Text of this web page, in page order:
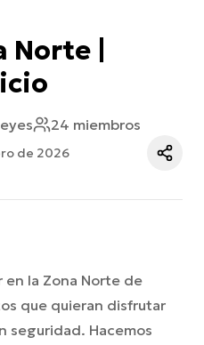
Norte |
24 miembros
de 2026
en la Zona Norte de
que quieran disfrutar
seguridad. Hacemos